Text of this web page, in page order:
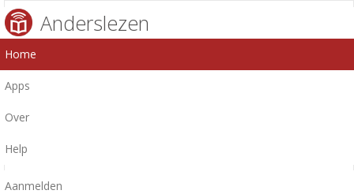
Anderslezen
Home
Apps
Over
Help
Aanmelden